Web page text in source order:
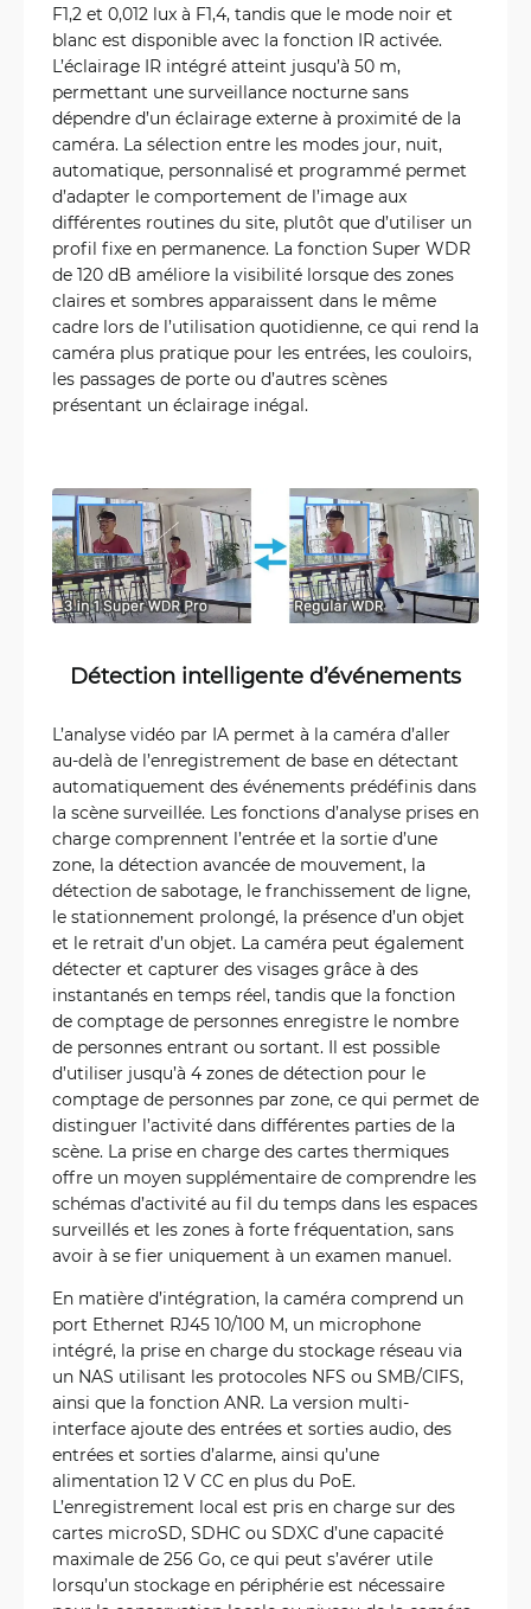
F1,2 et 0,012 lux à F1,4, tandis que le mode noir et
blanc est disponible avec la fonction IR activée.
L’éclairage IR intégré atteint jusqu’à 50 m,
permettant une surveillance nocturne sans
dépendre d’un éclairage externe à proximité de la
caméra. La sélection entre les modes jour, nuit,
automatique, personnalisé et programmé permet
d’adapter le comportement de l’image aux
différentes routines du site, plutôt que d’utiliser un
profil fixe en permanence. La fonction Super WDR
de 120 dB améliore la visibilité lorsque des zones
claires et sombres apparaissent dans le même
cadre lors de l’utilisation quotidienne, ce qui rend la
caméra plus pratique pour les entrées, les couloirs,
les passages de porte ou d’autres scènes
présentant un éclairage inégal.
Détection intelligente d’événements
L’analyse vidéo par IA permet à la caméra d’aller
au-delà de l’enregistrement de base en détectant
automatiquement des événements prédéfinis dans
la scène surveillée. Les fonctions d’analyse prises en
charge comprennent l’entrée et la sortie d’une
zone, la détection avancée de mouvement, la
détection de sabotage, le franchissement de ligne,
le stationnement prolongé, la présence d’un objet
et le retrait d’un objet. La caméra peut également
détecter et capturer des visages grâce à des
instantanés en temps réel, tandis que la fonction
de comptage de personnes enregistre le nombre
de personnes entrant ou sortant. Il est possible
d’utiliser jusqu’à 4 zones de détection pour le
comptage de personnes par zone, ce qui permet de
distinguer l’activité dans différentes parties de la
scène. La prise en charge des cartes thermiques
offre un moyen supplémentaire de comprendre les
schémas d’activité au fil du temps dans les espaces
surveillés et les zones à forte fréquentation, sans
avoir à se fier uniquement à un examen manuel.
En matière d’intégration, la caméra comprend un
port Ethernet RJ45 10/100 M, un microphone
intégré, la prise en charge du stockage réseau via
un NAS utilisant les protocoles NFS ou SMB/CIFS,
ainsi que la fonction ANR. La version multi-
interface ajoute des entrées et sorties audio, des
entrées et sorties d’alarme, ainsi qu’une
alimentation 12 V CC en plus du PoE.
L’enregistrement local est pris en charge sur des
cartes microSD, SDHC ou SDXC d’une capacité
maximale de 256 Go, ce qui peut s’avérer utile
lorsqu’un stockage en périphérie est nécessaire